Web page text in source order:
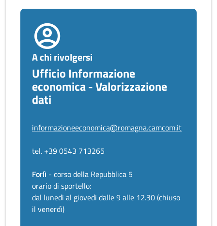
A chi rivolgersi
Ufficio Informazione
economica - Valorizzazione
dati
informazioneeconomica@romagna.camcom.it
tel. +39 0543 713265
Forlì - corso della Repubblica 5
orario di sportello:
dal lunedì al giovedì dalle 9 alle 12.30 (chiuso
il venerdì)